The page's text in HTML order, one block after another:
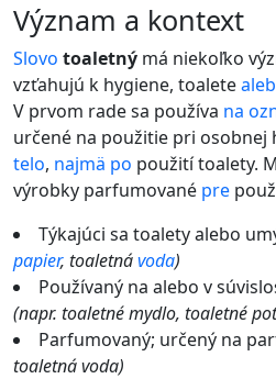
význam a kontext
Slovo toaletný má niekoľko
vzťahujú k hygiene, toalete
V prvom rade sa používa na
určené na použitie pri osobnej
telo, najmä po použití toalety.
výrobky parfumované pre
Týkajúci sa toalety alebo
papier, toaletnávoda)
Používaný na alebo v
(napr. toaletné mydlo, toaletné
Parfumovaný; určený na
toaletná voda)